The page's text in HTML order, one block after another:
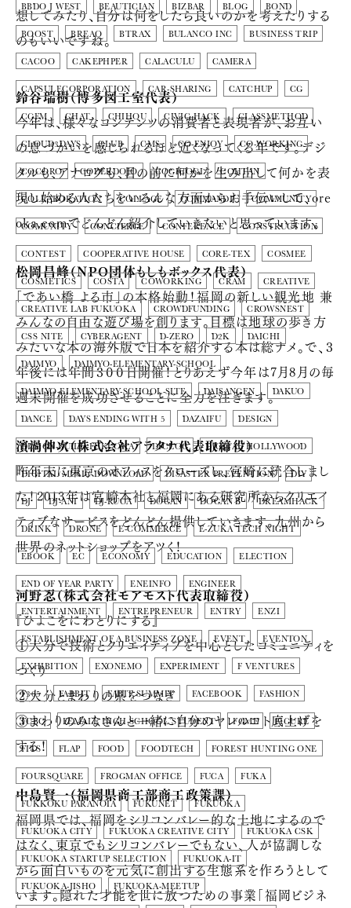
BBDO J WEST BEAUTICIAN BIZBAR BLOG BOND
BOOST BREAQ BTRAX BULANCO INC BUSINESS TRIP
CACOO CAKEPHPER CALACULU CAMERA
CAPSULECORPORATION CAR-SHARING CATCHUP CG
CGFM CHAT CHIHOU CIVIC HACK CLASSMETHOD
CLOUD3DAYS CLUB CMS CO-ENJOY CO-WORKING
COCORO CODERDOJO COGICOGI COHTAN
COLLABORATION COLLAGE COMMANDP COMMUNITY
COMUNITY CONCIERGE CONFERENCE CONSTRUCTION
CONTEST COOPERATIVE HOUSE CORE-TEX COSMEE
COSMETICS COSTA COWORKING CRAM CREATIVE
CREATIVE LAB FUKUOKA CROWDFUNDING CROWSNEST
CSS NITE CYBERAGENT D-ZERO D2K DAICHI
DAIMYO DAIMYO-ELEMENTARY-SCHOOL
DAIMYO-ELEMENTARY-SCHOOL-SITE DAISANGEN DAKUO
DANCE DAYS ENDING WITH 5 DAZAIFU DESIGN
DESIGN-BUILD-FUKUOKA DICLOG DIGITAL HOLLYWOOD
DIGITAL MUSIC DOWNLOAD DISASTER PREVENTION DIY
DJ DJ-ANI DJ-RUCA DOGAN DOGAN Β DREAMHACK
DRINK DRONE E-COMMERCE E-ZUKA TECH NIGHT
EBOOK EC ECONOMY EDUCATION ELECTION
END OF YEAR PARTY ENEINFO ENGINEER
ENTERTAINMENT ENTREPRENEUR ENTRY ENZI
ESTABLISHMENT OF A BUSINESS ZONE EVENT EVENTON
EXHIBITION EXONEMO EXPERIMENT F VENTURES
F365 FABBIT FABIT SUMMIT FACEBOOK FASHION
FCBC FEMALE HIGH-SCHOOL STUDENT FGMF FIGURE
FITS FLAP FOOD FOODTECH FOREST HUNTING ONE
FOURSQUARE FROGMAN OFFICE FUCA FUKA
FUKKOKU PARANOIA FUKUNET FUKUOKA
FUKUOKA CITY FUKUOKA CREATIVE CITY FUKUOKA CSK
FUKUOKA STARTUP SELECTION FUKUOKA-IT
FUKUOKA-JISHO FUKUOKA-MEETUP
想してみたり、自分は何をしたら良いのかを考えたりする
のもいいですね。
鈴谷瑞樹（博多図工室代表）
今年は、様々なコンテンツの消費者と表現者が、お互い
の息づかいを感じられるほど近くなってくる年です。デジ
タルも、アナログも、目の前に何かを生み出して何かを表
現し始める人たちをいろんな方面からお手伝いして、ore
oka.comでどんどん紹介していきたいと思っています。
松岡昌峰（NPO団体もしもボックス代表）
「であい橋 よる市」の本格始動！福岡の新しい観光地 兼
みんなの自由な遊び場を創ります。目標は地球の歩き方
みたいな本の海外版で日本を紹介する本は総ナメ。で、３
年後には年間３００日開催！とりあえず今年は7月8月の毎
週末開催を成功させることに全力を注ぎます。
濱渦伸次（株式会社アラタナ代表取締役）
昨年末に東京のオフィスをクローズし、宮崎に統合しまし
た！2013年は宮崎本社と福岡にある研究所からクリエイ
ティブなサービスをどんどん提供していきます。九州から
世界のネットショップをアツく！
河野忍（株式会社モアモスト代表取締役）
『ひよこをにわとりにする』
①大分で技術とクリエイティブを中心としたコミュニティを
つくり
②大分とまわりの県をつなぎ
③まわりのみなさんと一緒に自分のヤレルコト底上げを
する！
中島賢一（福岡県商工部商工政策課）
福岡県では、福岡をシリコンバレー的な土地にするので
はなく、東京でもシリコンバレーでもない、人が協調しな
がら面白いものを元気に創出する生態系を作ろうとして
います。隠れた才能を世に放つための事業「福岡ビジネ